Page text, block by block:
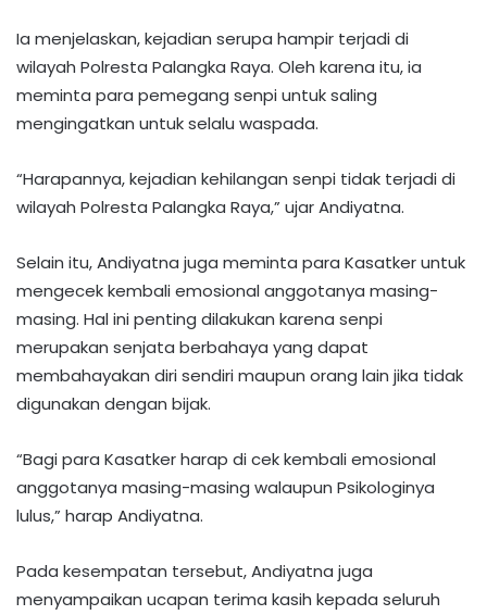
Ia menjelaskan, kejadian serupa hampir terjadi di
wilayah Polresta Palangka Raya. Oleh karena itu, ia
meminta para pemegang senpi untuk saling
mengingatkan untuk selalu waspada.
“Harapannya, kejadian kehilangan senpi tidak terjadi di
wilayah Polresta Palangka Raya,” ujar Andiyatna.
Selain itu, Andiyatna juga meminta para Kasatker untuk
mengecek kembali emosional anggotanya masing-
masing. Hal ini penting dilakukan karena senpi
merupakan senjata berbahaya yang dapat
membahayakan diri sendiri maupun orang lain jika tidak
digunakan dengan bijak.
“Bagi para Kasatker harap di cek kembali emosional
anggotanya masing-masing walaupun Psikologinya
lulus,” harap Andiyatna.
Pada kesempatan tersebut, Andiyatna juga
menyampaikan ucapan terima kasih kepada seluruh